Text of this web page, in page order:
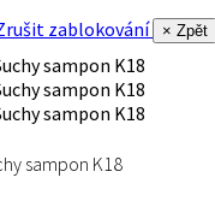
zablokování
× Zpět
sampon K18